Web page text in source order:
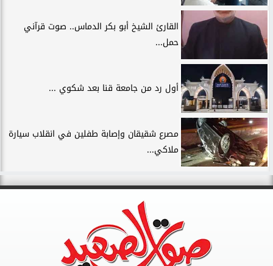
القارئ الشيخ أبو بكر الدماس.. صوت قرآني
حمل...
أول رد من جامعة قنا بعد شكوي ...
مصرع شقيقان وإصابة طفلين في انقلاب سيارة
ملاكي...